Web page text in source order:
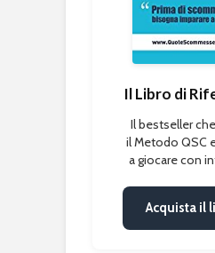
Il Libro di
Il bestseller
il Metodo QSC
a giocare con
Acquista il